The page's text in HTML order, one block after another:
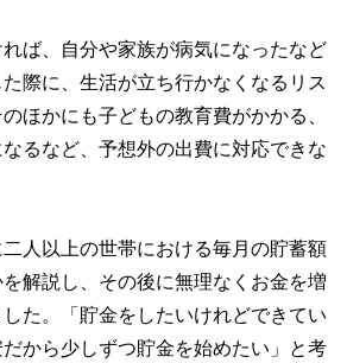
ば、自分や家族が病気になったなど
際に、生活が立ち行かなくなるリス
ほかにも子どもの教育費がかかる、
るなど、予想外の出費に対応できな
人以上の世帯における毎月の貯蓄額
解説し、その後に無理なくお金を増
た。「貯金をしたいけれどできてい
から少しずつ貯金を始めたい」と考